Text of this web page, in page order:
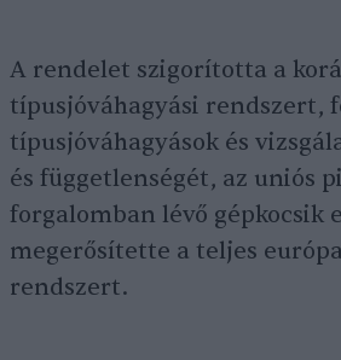
A rendelet szigorította a
típusjóváhagyási rendszert,
típusjóváhagyások és
és függetlenségét, az uniós
forgalomban lévő gépkocsik
megerősítette a teljes
rendszert.